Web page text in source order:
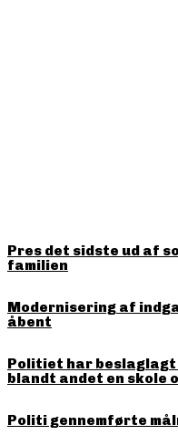
Pres det sidste ud af
familien
Modernisering af
åbent
Politiet har
blandt andet en skole
Politi gennemførte